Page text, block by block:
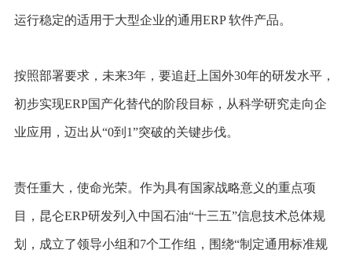
运行稳定的适用于大型企业的通用ERP 软件产品。
按照部署要求，未来3年，要追赶上国外30年的研发水平，
初步实现ERP国产化替代的阶段目标，从科学研究走向企
业应用，迈出从“0到1”突破的关键步伐。
责任重大，使命光荣。作为具有国家战略意义的重点项
目，昆仑ERP研发列入中国石油“十三五”信息技术总体规
划，成立了领导小组和7个工作组，围绕“制定通用标准规